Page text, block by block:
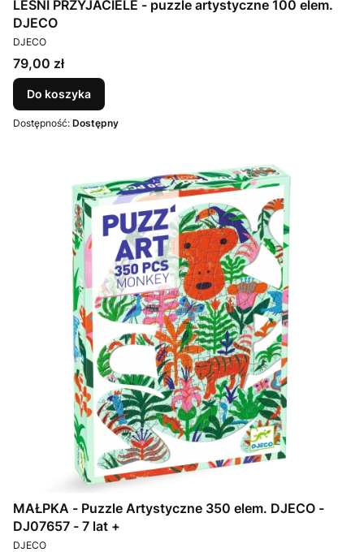
LEŚNI PRZYJACIELE - puzzle artystyczne 100 elem.
DJECO
PRODUCENT
DJECO
Cena
79,00 zł
Do koszyka
Dostępność: Dostępny
MAŁPKA - Puzzle Artystyczne 350 elem. DJECO -
DJ07657 - 7 lat +
PRODUCENT
DJECO